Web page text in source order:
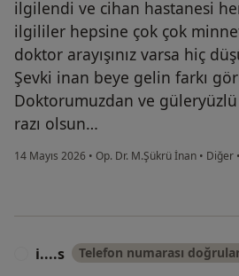
ilgilendi ve cihan hastanesi
ilgililer hepsine çok çok
doktor arayışınız varsa hiç
Şevki inan beye gelin farkı
Doktorumuzdan ve
razı olsun…
14 Mayıs 2026 • Op. Dr. M.Şükrü İnan • Diğer •
i....s Telefon numarası